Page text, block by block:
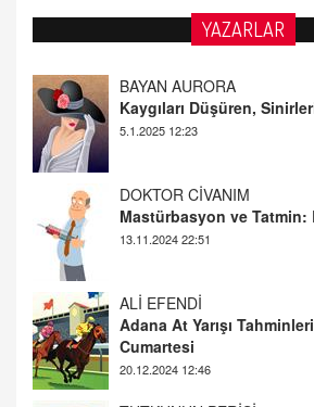
YAZARLAR
BAYAN AURORA
Kaygıları Düşüren,
DOKTOR CİVANIM
ALİ EFENDİ
20.12.2024 12:46
TUTKUNUN PERİSİ
Sağlıklı Bir Cinsel Yaşam